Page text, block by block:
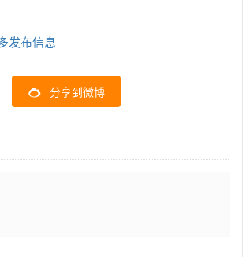
发布信息
分享到微博